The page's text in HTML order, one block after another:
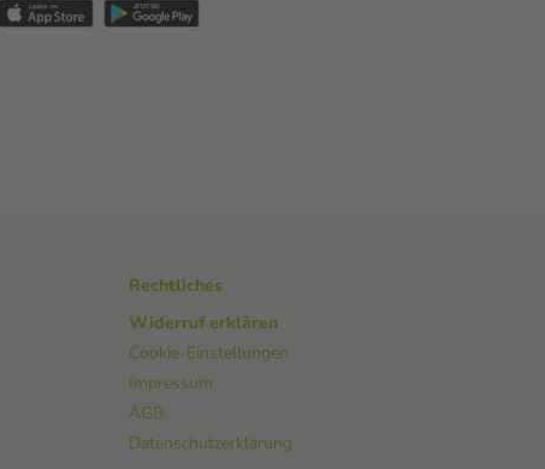
Rechtliches
Widerruf erklären
Cookie-Einstellungen
Impressum
AGB
Datenschutzerklärung